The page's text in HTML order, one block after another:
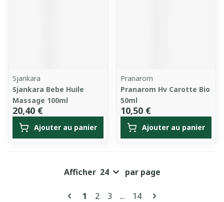
Sjankara
Sjankara Bebe Huile
Massage 100ml
20,40 €
Ajouter au panier
Pranarom
Pranarom Hv Carotte Bio
50ml
10,50 €
Ajouter au panier
Pages
Vous lisez actuellement la page
1 Page
2 Page
3 ... Page
14
Afficher par page